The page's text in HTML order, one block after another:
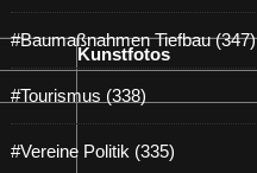
Kunstfotos
#Baumaßnahmen Tiefbau (347)
#Tourismus (338)
#Vereine Politik (335)